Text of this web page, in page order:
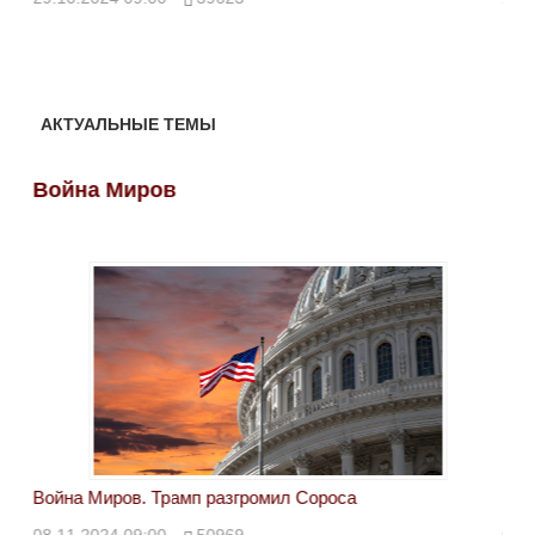
АКТУАЛЬНЫЕ ТЕМЫ
Война Миров
Война Миров. Трамп разгромил Сороса